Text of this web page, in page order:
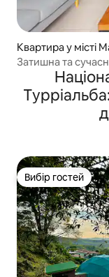
Квартира у місті
Затишна та
Вибір гостей
Вибір гостей